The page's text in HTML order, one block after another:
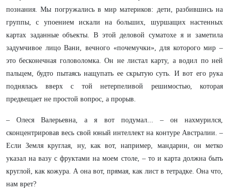
познания. Мы погружались в мир материков: дети, разбившись на
группы, с упоением искали на больших, шуршащих настенных
картах заданные объекты. В этой деловой суматохе я и заметила
задумчивое лицо Вани, вечного «почемучки», для которого мир –
это бесконечная головоломка. Он не листал карту, а водил по ней
пальцем, будто пытаясь нащупать ее скрытую суть. И вот его рука
поднялась вверх с той нетерпеливой решимостью, которая
предвещает не простой вопрос, а прорыв.
– Олеся Валерьевна, а я вот подумал... – он нахмурился,
сконцентрировав весь свой юный интеллект на контуре Австралии. –
Если Земля круглая, ну, как вот, например, мандарин, он метко
указал на вазу с фруктами на моем столе, – то и карта должна быть
круглой, как кожура. А она вот, прямая, как лист в тетрадке. Она что,
нам врет?